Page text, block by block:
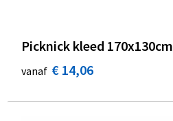
Picknick kleed 170x130cm
vanaf € 14,06